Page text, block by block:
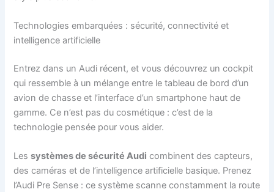
Technologies embarquées : sécurité, connectivité et
intelligence artificielle
Entrez dans un Audi récent, et vous découvrez un cockpit
qui ressemble à un mélange entre le tableau de bord d’un
avion de chasse et l’interface d’un smartphone haut de
gamme. Ce n’est pas du cosmétique : c’est de la
technologie pensée pour vous aider.
Lessystèmes de sécurité Audi combinent des capteurs,
des caméras et de l’intelligence artificielle basique. Prenez
l’Audi Pre Sense : ce système scanne constamment la route